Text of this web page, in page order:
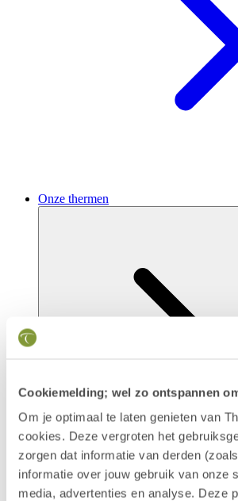
Cookiemelding; wel zo ontspannen
Om je optimaal te laten genieten van
cookies. Deze vergroten het
zorgen dat informatie van derden
informatie over jouw gebruik van onze
media, advertenties en analyse. Deze
Onze thermen
Faciliteiten